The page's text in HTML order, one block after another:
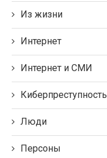
Из жизни
Интернет
Интернет и СМИ
Киберпреступность
Люди
Персоны